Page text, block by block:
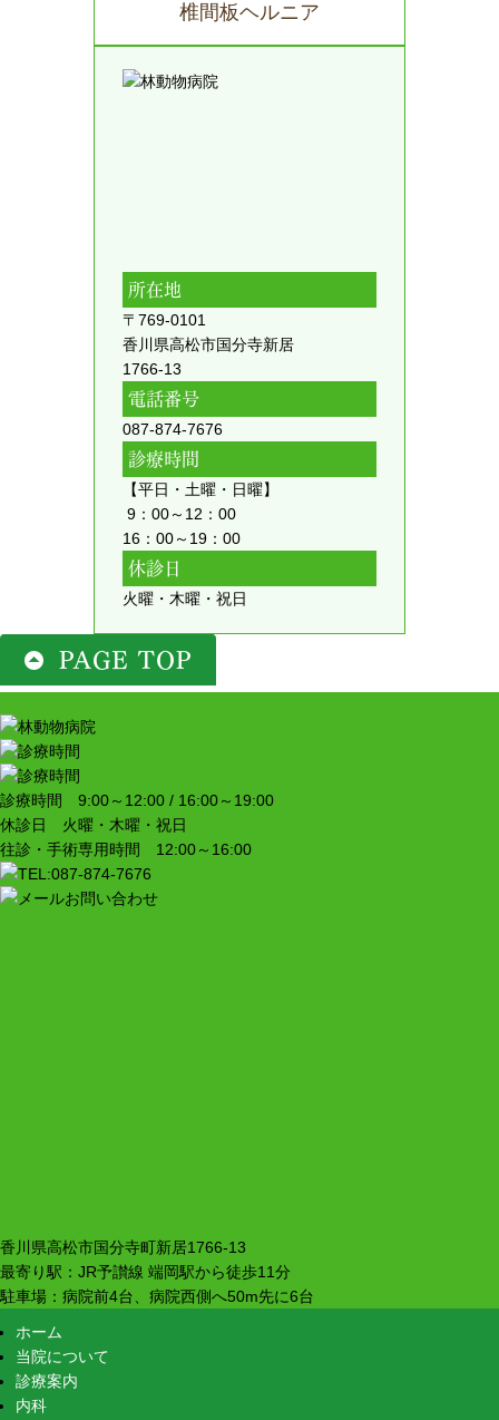
椎間板ヘルニア
所在地
〒769-0101
香川県高松市国分寺新居
1766-13
電話番号
087-874-7676
診療時間
【平日・土曜・日曜】
9：00～12：00
16：00～19：00
休診日
火曜・木曜・祝日
診療時間 9:00～12:00 / 16:00～19:00
休診日 火曜・木曜・祝日
往診・手術専用時間 12:00～16:00
香川県高松市国分寺町新居1766-13
最寄り駅：JR予讃線 端岡駅から徒歩11分
駐車場：病院前4台、病院西側へ50m先に6台
ホーム
当院について
診療案内
内科